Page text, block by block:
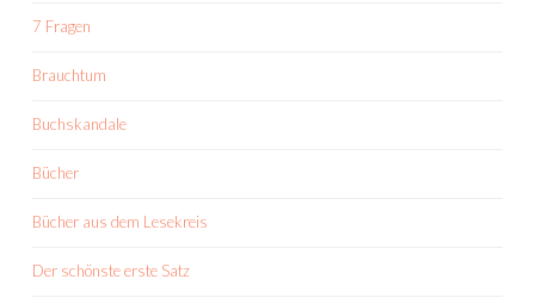
7 Fragen
Brauchtum
Buchskandale
Bücher
Bücher aus dem Lesekreis
Der schönste erste Satz